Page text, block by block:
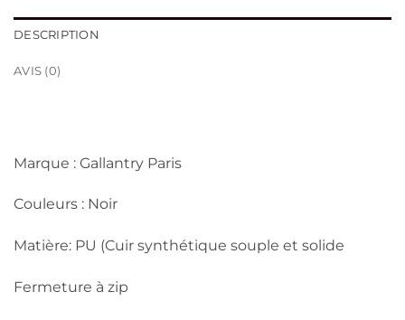
DESCRIPTION
AVIS (0)
Marque : Gallantry Paris
Couleurs : Noir
Matière: PU (Cuir synthétique souple et solide
Fermeture à zip